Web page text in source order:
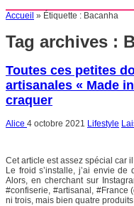
Accueil » Étiquette : Bacanha
Tag archives :
Toutes ces petites
artisanales « Made
craquer
Alice 4 octobre 2021 Lifestyle
Cet article est assez spécial car
Le froid s’installe, j’ai envie
Alors, en cherchant sur
#confiserie, #artisanal, #France
ni trois, mais bien quatre